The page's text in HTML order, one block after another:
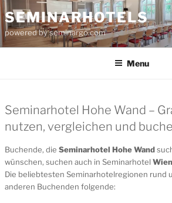
Skip
to
content
SEMINARHOTELS
powered by seminargo.com
Menu
Seminarhotel Hohe Wand –
nutzen, vergleichen und
Buchende, die Seminarhotel Hohe Wand
wünschen, suchen auch in Seminarhotel
Die beliebtesten Seminarhotelregionen rund
anderen Buchenden folgende: